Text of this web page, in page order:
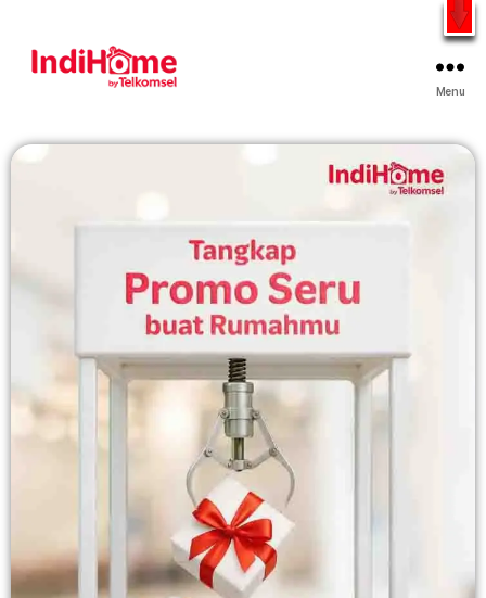
Gratis Pasang Dengan Bayar PDD2 | WiFi 200Rb an By
Menu